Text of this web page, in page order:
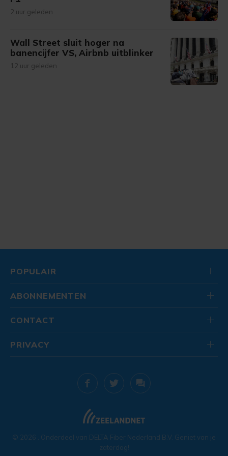
2 uur geleden
Wall Street sluit hoger na
banencijfer VS, Airbnb uitblinker
12 uur geleden
POPULAIR
ABONNEMENTEN
CONTACT
© 2026 . Onderdeel van DELTA Fiber Nederland B.V. Geniet van je
zaterdag!
PRIVACY